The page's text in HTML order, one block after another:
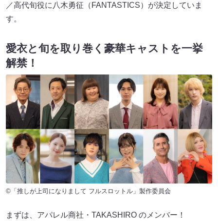
／⾼代旬役に⼋⽊勇征（FANTASTICS）が決定していま
す。
愛衣と旬を取り巻く豪華キャストを一挙
解禁！
©「推しが上司になりまして フルスロットル」製作委員会
まずは、アパレル商社・TAKASHIRO のメンバー！